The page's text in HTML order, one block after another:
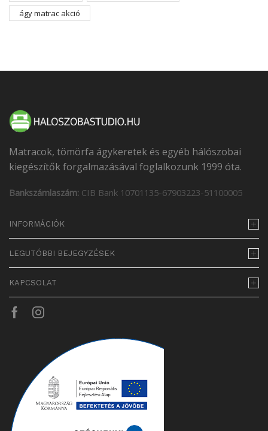
ágy matrac akció
Matracok, tömörfa ágykeretek és egyéb hálószobai
kiegészítők forgalmazásával foglalkozunk 1999 óta.
Bankszámlaszám: CIB Bank 10701135-67903223-51100005
INFORMÁCIÓK
LEGUTÓBBI BEJEGYZÉSEK
KAPCSOLAT
FacebookInstagram